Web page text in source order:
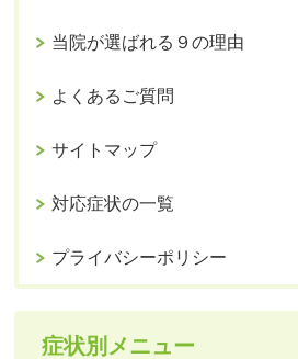
当院が選ばれる９の理由
よくあるご質問
サイトマップ
対応症状の一覧
プライバシーポリシー
症状別メニュー